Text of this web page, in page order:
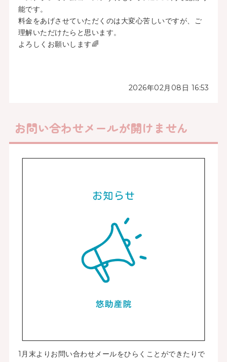
能です。
料金をあげさせていただくのは大変心苦しいですが、ご
理解いただけたらと思います。
よろしくお願いします🌈
2026年02月08日 16:53
お問い合わせメールが開けません
1月末よりお問い合わせメールをひらくことができたりで